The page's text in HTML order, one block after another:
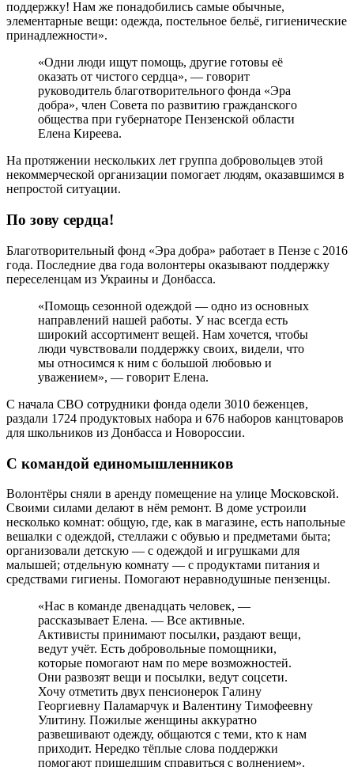
поддержку! Нам же понадобились самые обычные,
элементарные вещи: одежда, постельное бельё, гигиенические
принадлежности».
«Одни люди ищут помощь, другие готовы её
оказать от чистого сердца», — говорит
руководитель благотворительного фонда «Эра
добра», член Совета по развитию гражданского
общества при губернаторе Пензенской области
Елена Киреева.
На протяжении нескольких лет группа добровольцев этой
некоммерческой организации помогает людям, оказавшимся в
непростой ситуации.
По зову сердца!
Благотворительный фонд «Эра добра» работает в Пензе с 2016
года. Последние два года волонтеры оказывают поддержку
переселенцам из Украины и Донбасса.
«Помощь сезонной одеждой — одно из основных
направлений нашей работы. У нас всегда есть
широкий ассортимент вещей. Нам хочется, чтобы
люди чувствовали поддержку своих, видели, что
мы относимся к ним с большой любовью и
уважением», — говорит Елена.
С начала СВО сотрудники фонда одели 3010 беженцев,
раздали 1724 продуктовых набора и 676 наборов канцтоваров
для школьников из Донбасса и Новороссии.
С командой единомышленников
Волонтёры сняли в аренду помещение на улице Московской.
Своими силами делают в нём ремонт. В доме устроили
несколько комнат: общую, где, как в магазине, есть напольные
вешалки с одеждой, стеллажи с обувью и предметами быта;
организовали детскую — с одеждой и игрушками для
малышей; отдельную комнату — с продуктами питания и
средствами гигиены. Помогают неравнодушные пензенцы.
«Нас в команде двенадцать человек, —
рассказывает Елена. — Все активные.
Активисты принимают посылки, раздают вещи,
ведут учёт. Есть добровольные помощники,
которые помогают нам по мере возможностей.
Они развозят вещи и посылки, ведут соцсети.
Хочу отметить двух пенсионерок Галину
Георгиевну Паламарчук и Валентину Тимофеевну
Улитину. Пожилые женщины аккуратно
развешивают одежду, общаются с теми, кто к нам
приходит. Нередко тёплые слова поддержки
помогают пришедшим справиться с волнением».